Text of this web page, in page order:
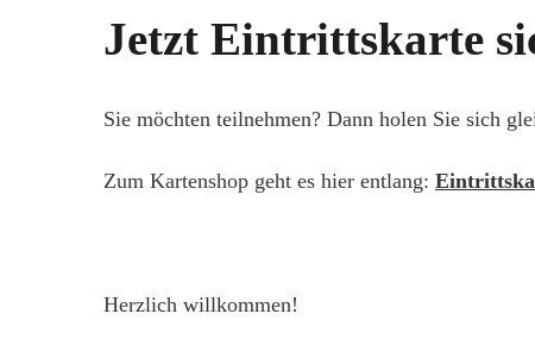
Jetzt Eintrittskarte
Sie möchten teilnehmen? Dann holen Sie sich
Zum Kartenshop geht es hier entlang:
Herzlich willkommen!